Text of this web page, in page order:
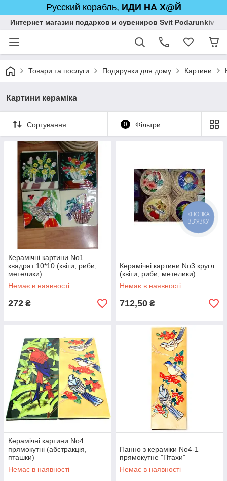
Русский корабль, ИДИ НА Х@Й
Интернет магазин подарков и сувениров Svit Podarunkiv
Товари та послуги Подарунки для дому Картини
Картини кераміка
Сортування 0 Фільтри
Керамічні картини No1
квадрат 10*10 (квіти, риби,
метелики)
Немає в наявності
272 ₴
Керамічні картини No3 кругл
(квіти, риби, метелики)
Немає в наявності
712,50 ₴
Керамічні картини No4
прямокутні (абстракція,
пташки)
Немає в наявності
Панно з кераміки No4-1
прямокутне "Птахи"
Немає в наявності
КНОПКА
ЗВ'ЯЗКУ